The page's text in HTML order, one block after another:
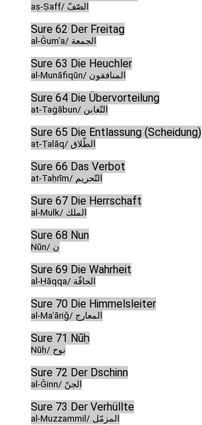
aṣ-Ṣaff/ الصّفّ
Sure 62 Der Freitag
al-Ǧumʿa/ الجمعة
Sure 63 Die Heuchler
al-Munāfiqūn/ المنافقون
Sure 64 Die Übervorteilung
at-Taġābun/ التّغابن
Sure 65 Die Entlassung (Scheidung)
aṭ-Ṭalāq/ الطّلاق
Sure 66 Das Verbot
at-Taḥrīm/ التّحريم
Sure 67 Die Herrschaft
al-Mulk/ الملك
Sure 68 Nun
Nūn/ ن
Sure 69 Die Wahrheit
al-Ḥāqqa/ الحاقّة
Sure 70 Die Himmelsleiter
al-Maʿāriǧ/ المعارج
Sure 71 Nūḥ
Nūḥ/ نوح
Sure 72 Der Dschinn
al-Ǧinn/ الجنّ
Sure 73 Der Verhüllte
al-Muzzammil/ المزمّل